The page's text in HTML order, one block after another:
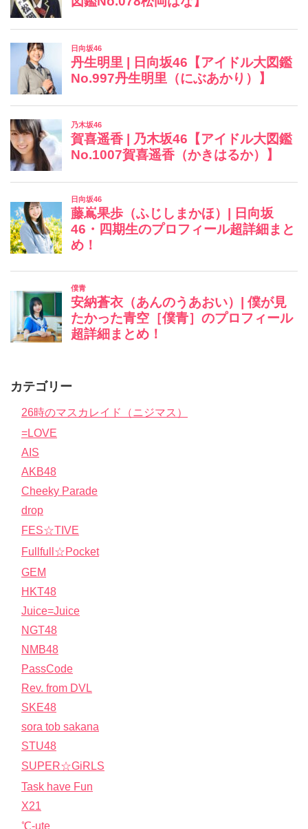
カテゴリー
26時のマスカレイド（ニジマス）
=LOVE
AIS
AKB48
Cheeky Parade
drop
FES☆TIVE
Fullfull☆Pocket
GEM
HKT48
Juice=Juice
NGT48
NMB48
PassCode
Rev. from DVL
SKE48
sora tob sakana
STU48
SUPER☆GiRLS
Task have Fun
X21
℃-ute